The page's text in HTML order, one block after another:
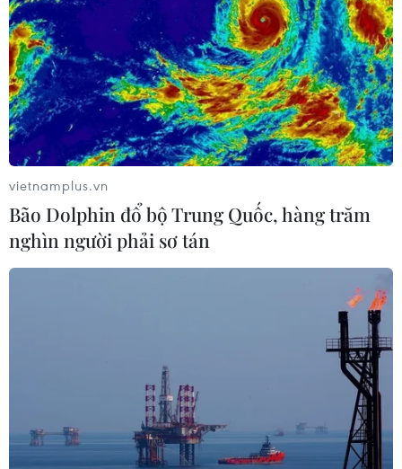
vietnamplus.vn
Bão Dolphin đổ bộ Trung Quốc, hàng trăm
nghìn người phải sơ tán